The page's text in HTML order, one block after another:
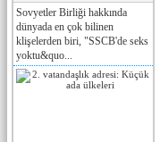
Sovyetler Birliği hakkında
dünyada en çok bilinen
klişelerden biri, "SSCB'de seks
yoktu&quo...